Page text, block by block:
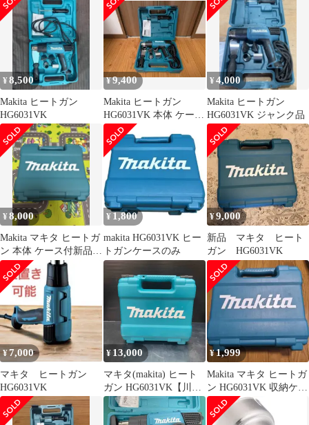
用 A-67278
店】
¥8,500
Makita ヒートガン
HG6031VK
¥9,400
Makita ヒートガン
HG6031VK 本体 ケース
付
¥4,000
Makita ヒートガン
HG6031VK ジャンク品
¥8,000
Makita マキタ ヒートガ
ン 本体 ケース付新品未
使用品
¥ 1,800
makita HG6031VK ヒー
トガンケースのみ
¥9,000
新品 マキタ ヒート
ガン HG6031VK
¥7,000
マキタ ヒートガン
HG6031VK
¥ 13,000
マキタ(makita) ヒート
ガン HG6031VK【川越
店】
¥1,999
Makita マキタ ヒートガ
ン HG6031VK 収納ケー
ス